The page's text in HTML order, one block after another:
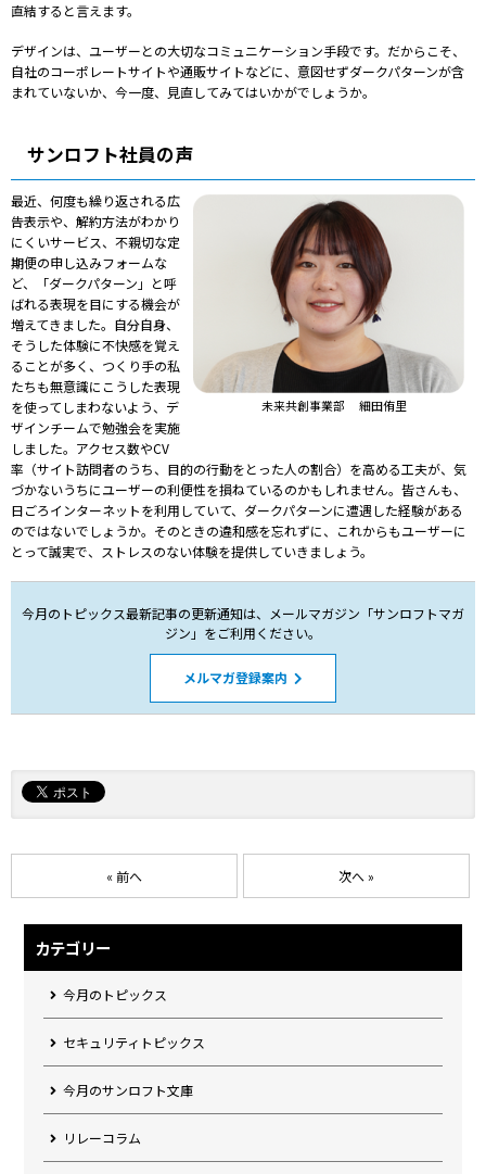
直結すると言えます。
デザインは、ユーザーとの大切なコミュニケーション手段です。だからこそ、
自社のコーポレートサイトや通販サイトなどに、意図せずダークパターンが含
まれていないか、今一度、見直してみてはいかがでしょうか。
サンロフト社員の声
未来共創事業部 細田侑里
最近、何度も繰り返される広
告表示や、解約方法がわかり
にくいサービス、不親切な定
期便の申し込みフォームな
ど、「ダークパターン」と呼
ばれる表現を目にする機会が
増えてきました。自分自身、
そうした体験に不快感を覚え
ることが多く、つくり手の私
たちも無意識にこうした表現
を使ってしまわないよう、デ
ザインチームで勉強会を実施
しました。アクセス数やCV
率（サイト訪問者のうち、目的の行動をとった人の割合）を高める工夫が、気
づかないうちにユーザーの利便性を損ねているのかもしれません。皆さんも、
日ごろインターネットを利用していて、ダークパターンに遭遇した経験がある
のではないでしょうか。そのときの違和感を忘れずに、これからもユーザーに
とって誠実で、ストレスのない体験を提供していきましょう。
今月のトピックス最新記事の更新通知は、メールマガジン「サンロフトマガ
ジン」をご利用ください。
メルマガ登録案内
« 前へ 次へ »
カテゴリー
今月のトピックス
セキュリティトピックス
今月のサンロフト文庫
リレーコラム